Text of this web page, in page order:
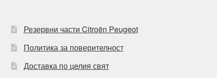
Резервни части Citroën Peugeot
Политика за поверителност
Доставка по целия свят